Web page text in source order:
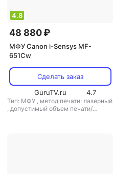
4.8
48 880 ₽
МФУ Canon i-Sensys MF-
651Cw
Сделать заказ
GuruTV.ru
4.7
Тип: МФУ , метод печати: лазерный
, допустимый объем печати/